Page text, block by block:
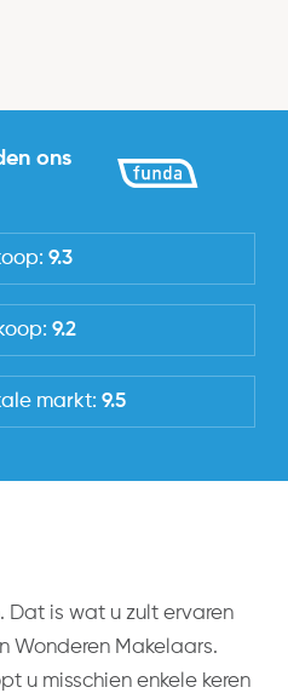
ons
9.3
9.2
markt: 9.5
Dat is wat u zult ervaren
Wonderen Makelaars.
u misschien enkele keren